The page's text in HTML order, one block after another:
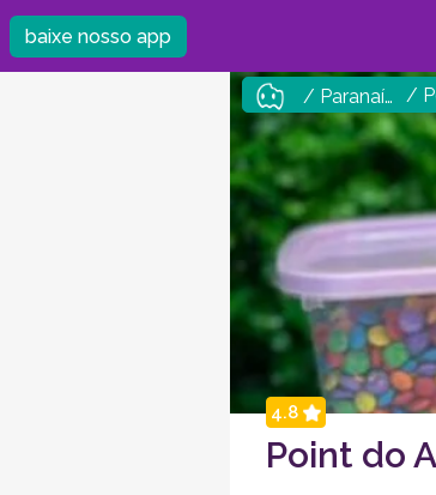
baixe nosso app
/ Paranaíba /
4.8
Point do